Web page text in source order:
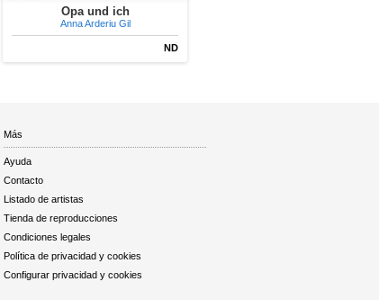
Opa und ich
Anna Arderiu Gil
ND
Más
Ayuda
Contacto
Listado de artistas
Tienda de reproducciones
Condiciones legales
Política de privacidad y cookies
Configurar privacidad y cookies